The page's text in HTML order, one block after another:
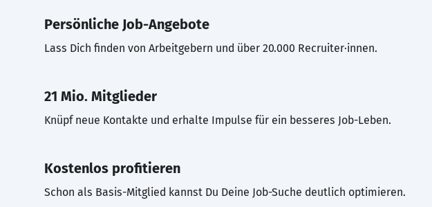
Persönliche Job-Angebote
Lass Dich finden von Arbeitgebern und über 20.000 Recruiter·innen.
21 Mio. Mitglieder
Knüpf neue Kontakte und erhalte Impulse für ein besseres Job-Leben.
Kostenlos profitieren
Schon als Basis-Mitglied kannst Du Deine Job-Suche deutlich optimieren.